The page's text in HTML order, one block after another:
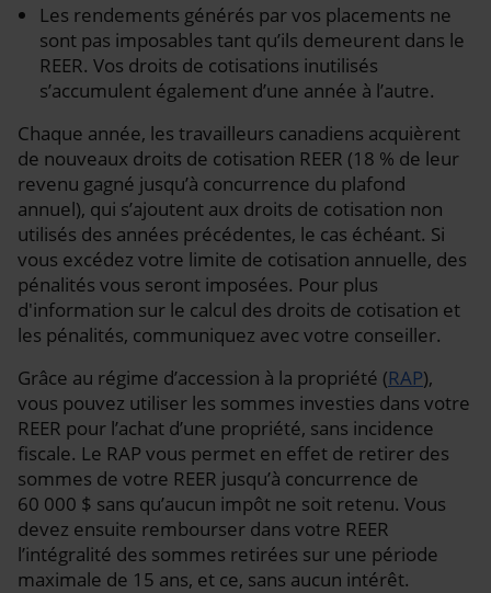
Les rendements générés par vos placements ne
sont pas imposables tant qu’ils demeurent dans le
REER. Vos droits de cotisations inutilisés
s’accumulent également d’une année à l’autre.
Chaque année, les travailleurs canadiens acquièrent
de nouveaux droits de cotisation REER (18 % de leur
revenu gagné jusqu’à concurrence du plafond
annuel), qui s’ajoutent aux droits de cotisation non
utilisés des années précédentes, le cas échéant. Si
vous excédez votre limite de cotisation annuelle, des
pénalités vous seront imposées. Pour plus
d'information sur le calcul des droits de cotisation et
les pénalités, communiquez avec votre conseiller.
Grâce au régime d’accession à la propriété (RAP),
vous pouvez utiliser les sommes investies dans votre
REER pour l’achat d’une propriété, sans incidence
fiscale. Le RAP vous permet en effet de retirer des
sommes de votre REER jusqu’à concurrence de
60 000 $ sans qu’aucun impôt ne soit retenu. Vous
devez ensuite rembourser dans votre REER
l’intégralité des sommes retirées sur une période
maximale de 15 ans, et ce, sans aucun intérêt.